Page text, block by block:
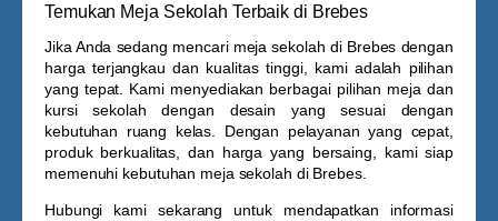
Temukan Meja Sekolah Terbaik di Brebes
Jika Anda sedang mencari meja sekolah di Brebes dengan
harga terjangkau dan kualitas tinggi, kami adalah pilihan
yang tepat. Kami menyediakan berbagai pilihan meja dan
kursi sekolah dengan desain yang sesuai dengan
kebutuhan ruang kelas. Dengan pelayanan yang cepat,
produk berkualitas, dan harga yang bersaing, kami siap
memenuhi kebutuhan meja sekolah di Brebes.
Hubungi kami sekarang untuk mendapatkan informasi